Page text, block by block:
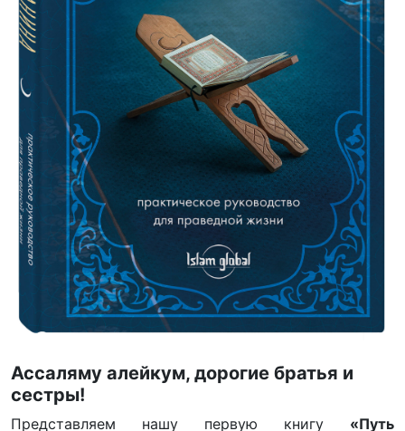
Ассаляму алейкум, дорогие братья и
сестры!
Представляем нашу первую книгу «Путь